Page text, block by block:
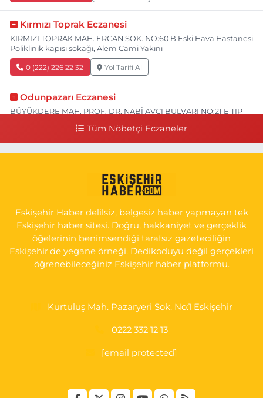
Kırmızı Toprak Eczanesi
KIRMIZI TOPRAK MAH. ERCAN SOK. NO:60 B Eski Hava Hastanesi
Poliklinik kapısı sokağı, Alem Cami Yakını
0 (222) 226 22 32 Yol Tarifi Al
Odunpazarı Eczanesi
BÜYÜKDERE MAH. PROF. DR. NABİ AVCI BULVARI NO:21 E TIP
YENİDOĞAN MH.ŞEHİT SERKAN ÖZAYDIN CD.8 B ESKİ DEVLET
0 (222) 237 75 17 Yol Tarifi Al
Tüm Nöbetçi Eczaneler
Eskişehir Haber delilsiz, belgesiz haber yapmayan tek
Eskişehir haber sitesi. Doğru, hakkaniyet ve gerçeklik
öğelerinin benimsendiği tarafsız gazeteciliğin
Eskişehir'de yegane örneği. Dedikoduyu değil gerçekleri
öğrenebileceğiniz Eskişehir haber platformu.
Kurtuluş Mah. Pazaryeri Sok. No:1 Eskişehir
0222 332 12 13
[email protected]